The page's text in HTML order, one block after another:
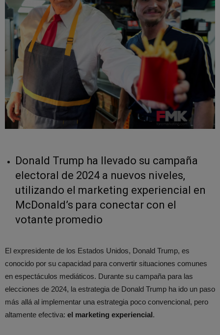
Donald Trump ha llevado su campaña
electoral de 2024 a nuevos niveles,
utilizando el marketing experiencial en
McDonald’s para conectar con el
votante promedio
El expresidente de los Estados Unidos, Donald Trump, es
conocido por su capacidad para convertir situaciones comunes
en espectáculos mediáticos. Durante su campaña para las
elecciones de 2024, la estrategia de Donald Trump ha ido un paso
más allá al implementar una estrategia poco convencional, pero
altamente efectiva: el marketing experiencial.